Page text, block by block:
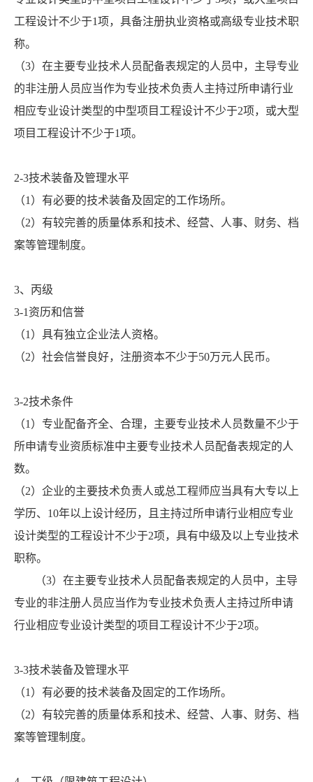
工程设计不少于1项，具备注册执业资格或高级专业技术职
称。
（3）在主要专业技术人员配备表规定的人员中，主导专业
的非注册人员应当作为专业技术负责人主持过所申请行业
相应专业设计类型的中型项目工程设计不少于2项，或大型
项目工程设计不少于1项。
2-3技术装备及管理水平
（1）有必要的技术装备及固定的工作场所。
（2）有较完善的质量体系和技术、经营、人事、财务、档
案等管理制度。
3、丙级
3-1资历和信誉
（1）具有独立企业法人资格。
（2）社会信誉良好，注册资本不少于50万元人民币。
3-2技术条件
（1）专业配备齐全、合理，主要专业技术人员数量不少于
所申请专业资质标准中主要专业技术人员配备表规定的人
数。
（2）企业的主要技术负责人或总工程师应当具有大专以上
学历、10年以上设计经历，且主持过所申请行业相应专业
设计类型的工程设计不少于2项，具有中级及以上专业技术
职称。
（3）在主要专业技术人员配备表规定的人员中，主导
专业的非注册人员应当作为专业技术负责人主持过所申请
行业相应专业设计类型的项目工程设计不少于2项。
3-3技术装备及管理水平
（1）有必要的技术装备及固定的工作场所。
（2）有较完善的质量体系和技术、经营、人事、财务、档
案等管理制度。